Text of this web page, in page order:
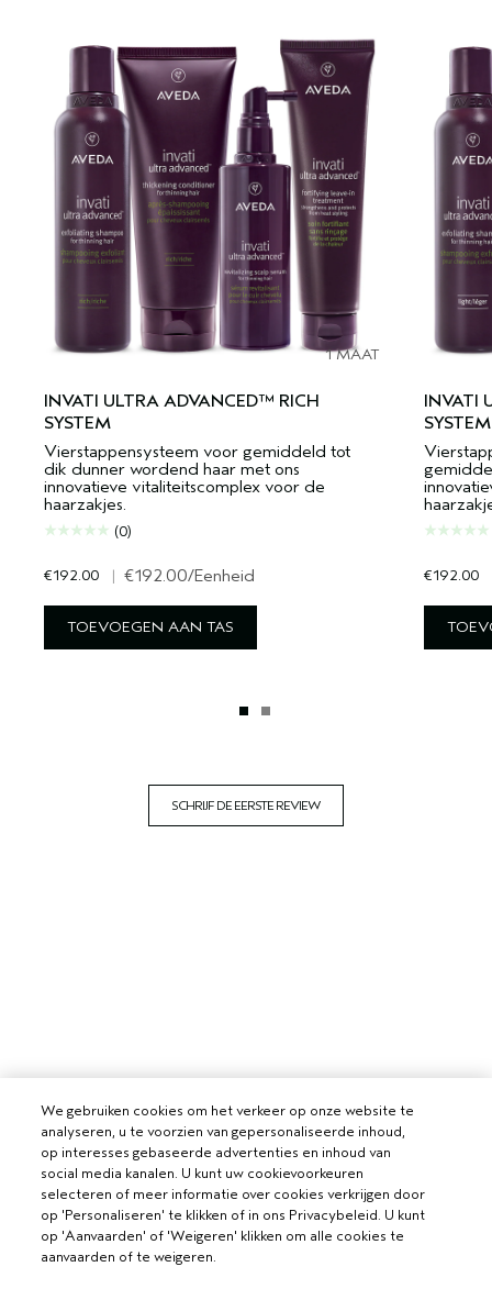
1 MAAT
INVATI ULTRA ADVANCED™ RICH
SYSTEM
Vierstappensysteem voor gemiddeld tot
dik dunner wordend haar met ons
innovatieve vitaliteitscomplex voor de
haarzakjes.
(0)
€192.00 | €192.00/Eenheid
TOEVOEGEN AAN TAS
INVATI
SYSTEM
€192.00
SCHRIJF DE EERSTE REVIEW
We gebruiken cookies om het verkeer op onze website te
analyseren, u te voorzien van gepersonaliseerde inhoud,
op interesses gebaseerde advertenties en inhoud van
social media kanalen. U kunt uw cookievoorkeuren
selecteren of meer informatie over cookies verkrijgen door
op 'Personaliseren' te klikken of in ons Privacybeleid. U kunt
op 'Aanvaarden' of 'Weigeren' klikken om alle cookies te
aanvaarden of te weigeren.